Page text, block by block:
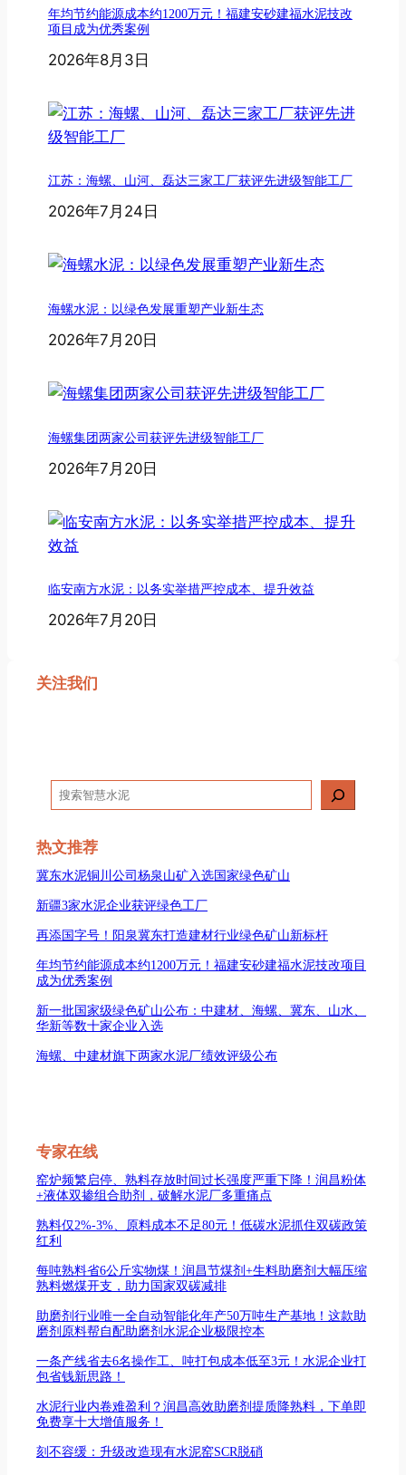
年均节约能源成本约1200万元！福建安砂建福水泥技改
项目成为优秀案例
2026年8月3日
江苏：海螺、山河、磊达三家工厂获评先进级智能工厂
2026年7月24日
海螺水泥：以绿色发展重塑产业新生态
2026年7月20日
海螺集团两家公司获评先进级智能工厂
2026年7月20日
临安南方水泥：以务实举措严控成本、提升效益
2026年7月20日
关注我们
搜
索
热文推荐
冀东水泥铜川公司杨泉山矿入选国家绿色矿山
新疆3家水泥企业获评绿色工厂
再添国字号！阳泉冀东打造建材行业绿色矿山新标杆
年均节约能源成本约1200万元！福建安砂建福水泥技改项目
成为优秀案例
新一批国家级绿色矿山公布：中建材、海螺、冀东、山水、
华新等数十家企业入选
海螺、中建材旗下两家水泥厂绩效评级公布
专家在线
窑炉频繁启停、熟料存放时间过长强度严重下降！润昌粉体
+液体双掺组合助剂，破解水泥厂多重痛点
熟料仅2%-3%、原料成本不足80元！低碳水泥抓住双碳政策
红利
每吨熟料省6公斤实物煤！润昌节煤剂+生料助磨剂大幅压缩
熟料燃煤开支，助力国家双碳减排
助磨剂行业唯一全自动智能化年产50万吨生产基地！这款助
磨剂原料帮自配助磨剂水泥企业极限控本
一条产线省去6名操作工、吨打包成本低至3元！水泥企业打
包省钱新思路！
水泥行业内卷难盈利？润昌高效助磨剂提质降熟料，下单即
免费享十大增值服务！
刻不容缓：升级改造现有水泥窑SCR脱硝